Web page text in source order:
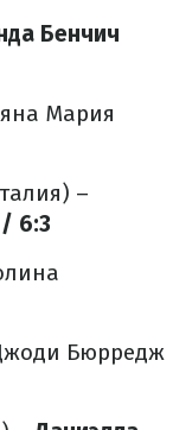
Бенчич
Мария
–
6:3
Бюрредж